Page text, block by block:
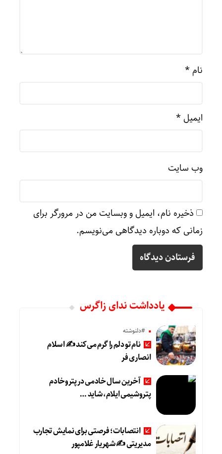
نام *
ایمیل *
وب‌ سایت
ذخیره نام، ایمیل و وبسایت من در مرورگر برای
زمانی که دوباره دیدگاهی می‌نویسم.
یادداشت ندای زاگرس
#دلنوشته
نام تو دلم را گرم می‌کند ✍️ اسلام
انصاری فر
آخرین سال خادمی در پتروخادم
پتروشیمی ایلام، شاید …
انتصابات؛ فرصتی برای نمایش تجارب
مدیریتی ✍ شهریار غلامپور